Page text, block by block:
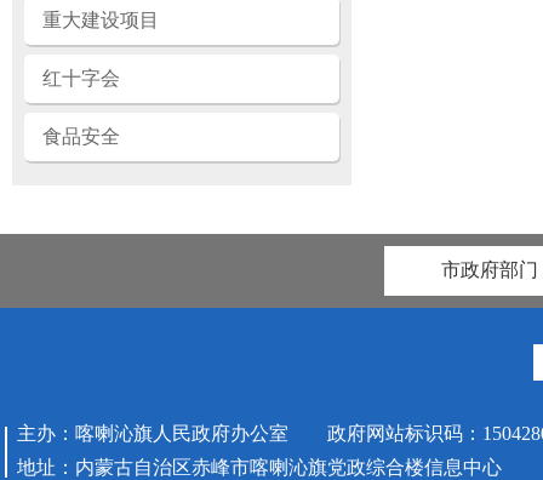
重大建设项目
红十字会
食品安全
市政府部门
主办：喀喇沁旗人民政府办公室 政府网站标识码：
地址：内蒙古自治区赤峰市喀喇沁旗党政综合楼信息中心